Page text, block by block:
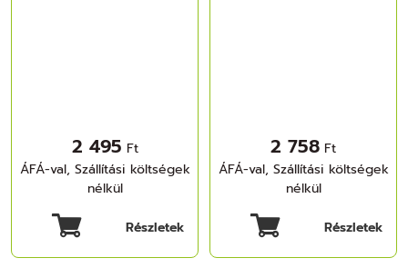
2 495 Ft
ÁFÁ-val, Szállítási költségek
nélkül
Részletek
2 758 Ft
ÁFÁ-val, Szállítási költségek
nélkül
Részletek